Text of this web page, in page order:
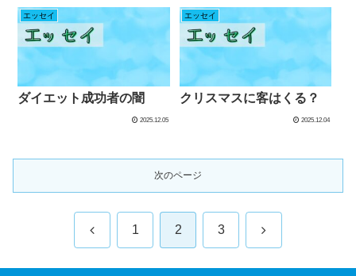
エッセイ
ダイエット成功者の闇
2025.12.05
エッセイ
クリスマスに客はくる？
2025.12.04
次のページ
前 1 2 3 次